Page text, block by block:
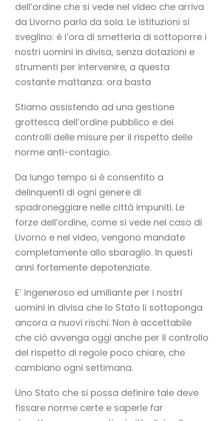
dell’ordine che si vede nel video che arriva
da Livorno parla da sola. Le istituzioni si
sveglino: è l’ora di smetterla di sottoporre i
nostri uomini in divisa, senza dotazioni e
strumenti per intervenire, a questa
costante mattanza: ora basta
Stiamo assistendo ad una gestione
grottesca dell’ordine pubblico e dei
controlli delle misure per il rispetto delle
norme anti-contagio.
Da lungo tempo si è consentito a
delinquenti di ogni genere di
spadroneggiare nelle città impuniti. Le
forze dell’ordine, come si vede nel caso di
Livorno e nel video, vengono mandate
completamente allo sbaraglio. In questi
anni fortemente depotenziate.
E’ ingeneroso ed umiliante per i nostri
uomini in divisa che lo Stato li sottoponga
ancora a nuovi rischi. Non è accettabile
che ciò avvenga oggi anche per il controllo
del rispetto di regole poco chiare, che
cambiano ogni settimana.
Uno Stato che si possa definire tale deve
fissare norme certe e saperle far